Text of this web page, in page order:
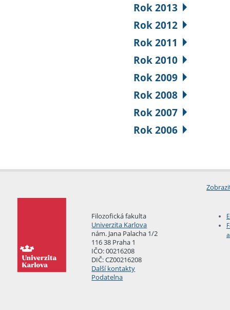
Rok 2013
Rok 2012
Rok 2011
Rok 2010
Rok 2009
Rok 2008
Rok 2007
Rok 2006
Filozofická fakulta
Univerzita Karlova
nám. Jana Palacha 1/2
116 38 Praha 1
IČO: 00216208
DIČ: CZ00216208
Další kontakty
Podatelna